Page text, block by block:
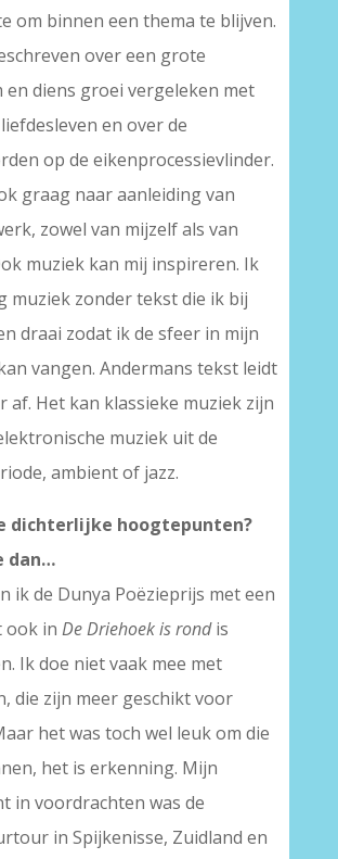
om binnen een thema te blijven.
over een grote
diens groei vergeleken met
en over de
op de eikenprocessievlinder.
graag naar aanleiding van
zowel van mijzelf als van
muziek kan mij inspireren. Ik
muziek zonder tekst die ik bij
draai zodat ik de sfeer in mijn
vangen. Andermans tekst leidt
af. Het kan klassieke muziek zijn
muziek uit de
ambient of jazz.
dichterlijke hoogtepunten?
dan…
ik de Dunya Poëzieprijs met een
ook in De Driehoek is rondis
Ik doe niet vaak mee met
die zijn meer geschikt voor
het was toch wel leuk om die
het is erkenning. Mijn
in voordrachten was de
in Spijkenisse, Zuidland en